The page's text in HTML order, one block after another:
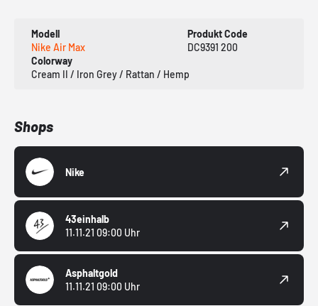
Modell
Nike Air Max
Produkt Code
DC9391 200
Colorway
Cream II / Iron Grey / Rattan / Hemp
Shops
Nike
43einhalb
11.11.21 09:00 Uhr
Asphaltgold
11.11.21 09:00 Uhr